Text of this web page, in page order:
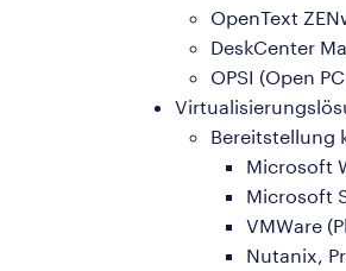
OpenText
DeskCenter
OPSI (Open
Bereitstellung
Microsoft
Microsoft
VMWare
Nutanix,